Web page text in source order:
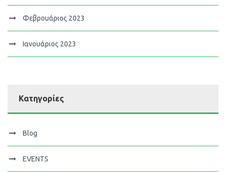
Φεβρουάριος 2023
Ιανουάριος 2023
Κατηγορίες
Blog
EVENTS